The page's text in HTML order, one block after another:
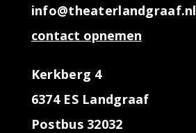
info@theaterlandgraaf.nl
contact opnemen
Kerkberg 4
6374 ES Landgraaf
Postbus 32032